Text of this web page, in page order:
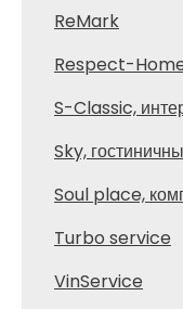
ReMark
Respect-
S-Classic,
Sky,
Soul place,
Turbo service
VinService